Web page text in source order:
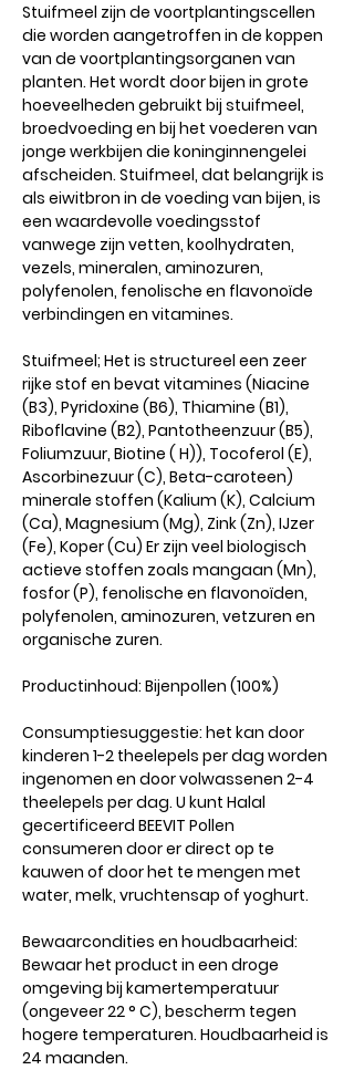
Stuifmeel zijn de voortplantingscellen
die worden aangetroffen in de koppen
van de voortplantingsorganen van
planten. Het wordt door bijen in grote
hoeveelheden gebruikt bij stuifmeel,
broedvoeding en bij het voederen van
jonge werkbijen die koninginnengelei
afscheiden. Stuifmeel, dat belangrijk is
als eiwitbron in de voeding van bijen, is
een waardevolle voedingsstof
vanwege zijn vetten, koolhydraten,
vezels, mineralen, aminozuren,
polyfenolen, fenolische en flavonoïde
verbindingen en vitamines.
Stuifmeel; Het is structureel een zeer
rijke stof en bevat vitamines (Niacine
(B3), Pyridoxine (B6), Thiamine (B1),
Riboflavine (B2), Pantotheenzuur (B5),
Foliumzuur, Biotine ( H)), Tocoferol (E),
Ascorbinezuur (C), Beta-caroteen)
minerale stoffen (Kalium (K), Calcium
(Ca), Magnesium (Mg), Zink (Zn), IJzer
(Fe), Koper (Cu) Er zijn veel biologisch
actieve stoffen zoals mangaan (Mn),
fosfor (P), fenolische en flavonoïden,
polyfenolen, aminozuren, vetzuren en
organische zuren.
Productinhoud: Bijenpollen (100%)
Consumptiesuggestie: het kan door
kinderen 1-2 theelepels per dag worden
ingenomen en door volwassenen 2-4
theelepels per dag. U kunt Halal
gecertificeerd BEEVIT Pollen
consumeren door er direct op te
kauwen of door het te mengen met
water, melk, vruchtensap of yoghurt.
Bewaarcondities en houdbaarheid:
Bewaar het product in een droge
omgeving bij kamertemperatuur
(ongeveer 22 ° C), bescherm tegen
hogere temperaturen. Houdbaarheid is
24 maanden.